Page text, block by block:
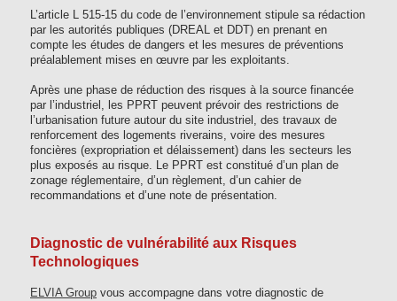
L’article L 515-15 du code de l’environnement stipule sa rédaction
par les autorités publiques (DREAL et DDT) en prenant en
compte les études de dangers et les mesures de préventions
préalablement mises en œuvre par les exploitants.
Après une phase de réduction des risques à la source financée
par l’industriel, les PPRT peuvent prévoir des restrictions de
l’urbanisation future autour du site industriel, des travaux de
renforcement des logements riverains, voire des mesures
foncières (expropriation et délaissement) dans les secteurs les
plus exposés au risque. Le PPRT est constitué d’un plan de
zonage réglementaire, d’un règlement, d’un cahier de
recommandations et d’une note de présentation.
Diagnostic de vulnérabilité aux Risques
Technologiques
ELVIA Group vous accompagne dans votre diagnostic de